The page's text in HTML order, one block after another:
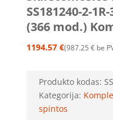
SS181240-2-
(366 mod.)
1194.57 € 987.25 € be
Produkto kodas:
Kategorija:
spintos